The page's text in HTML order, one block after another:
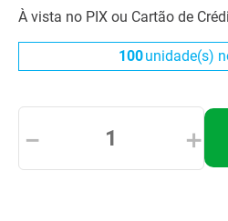
À vista no PIX ou Cartão de
100unidade(s)
＋
－
5º
tipoia
6º
muleta
7º
munique
8º
almofadas
º
imobilizador joelho
10º ortese polegar punho